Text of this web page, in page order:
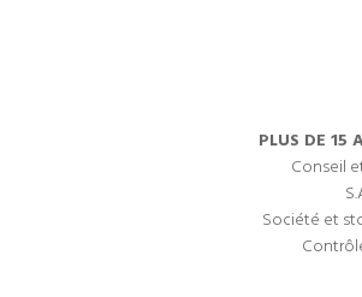
PLUS DE 15
Conseil
Société et